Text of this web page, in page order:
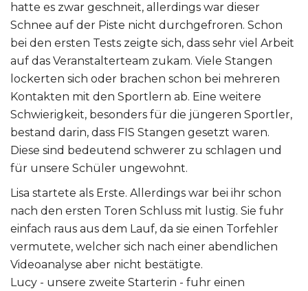
hatte es zwar geschneit, allerdings war dieser
Schnee auf der Piste nicht durchgefroren. Schon
bei den ersten Tests zeigte sich, dass sehr viel Arbeit
auf das Veranstalterteam zukam. Viele Stangen
lockerten sich oder brachen schon bei mehreren
Kontakten mit den Sportlern ab. Eine weitere
Schwierigkeit, besonders für die jüngeren Sportler,
bestand darin, dass FIS Stangen gesetzt waren.
Diese sind bedeutend schwerer zu schlagen und
für unsere Schüler ungewohnt.
Lisa startete als Erste. Allerdings war bei ihr schon
nach den ersten Toren Schluss mit lustig. Sie fuhr
einfach raus aus dem Lauf, da sie einen Torfehler
vermutete, welcher sich nach einer abendlichen
Videoanalyse aber nicht bestätigte.
Lucy - unsere zweite Starterin - fuhr einen